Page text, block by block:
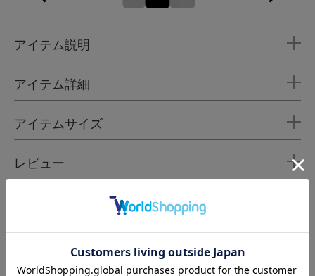
アイテム説明
アイテム詳細
アイテムサイズ
レビュー
MOGA